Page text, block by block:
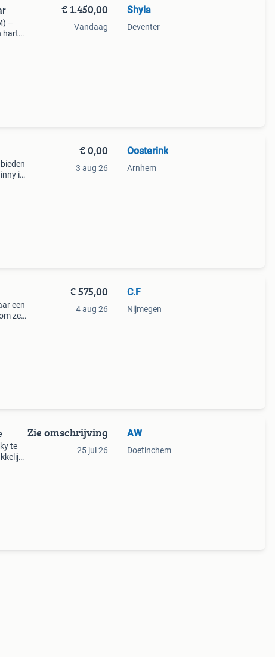
–
hart
€ 1.450,00
Vandaag
Shyla
Deventer
is
€ 0,00
3 aug 26
Oosterink
Arnhem
een
zelf
€ 575,00
4 aug 26
C.F
Nijmegen
te
Zie omschrijving
25 jul 26
AW
Doetinchem